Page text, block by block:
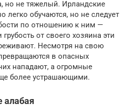
но не тяжелый. Ирландские
легко обучаются, но не следует
по отношению к ним —
от своего хозяина эти
Несмотря на свою
в опасных
нападают, а огромные
более устрашающими.